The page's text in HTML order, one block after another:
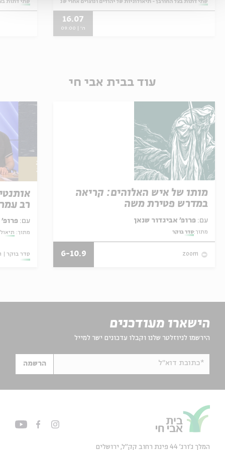
מתוך:
שתי דתות בצל החורבן - תיאולוגיות של יהודים ונוצרים אחרי שנת 70
16.07
ה' | 09:00
מתוך:
שתי דתות
עוד בבית אבי חי
מותו של איש האלוהים: קריאה
במדרש פטירת משה
עם:
מתוך:סדר בוקר
zoom
6-10.9
רב
עם:
מתוך:
סדר בוקר
הישארו מעודכנים
הירשמו לניוזלטר שלנו וקבלו עדכונים ישר למייל
*כתובת דוא"ל הרשמה
המלך ג'ורג' 44 פינת רחוב קק״ל, ירושלים